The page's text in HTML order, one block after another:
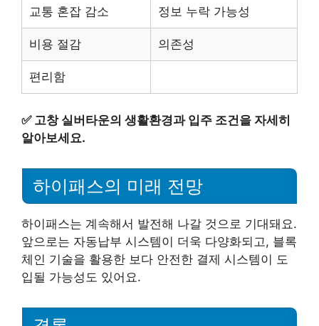
교통 혼잡 감소 정보 누락 가능성
비용 절감 의존성
편리함
✅ 고창 실버타운의 생활환경과 입주 조건을 자세히
알아보세요.
하이패스의 미래 전망
하이패스는 계속해서 발전해 나갈 것으로 기대돼요.
앞으로는 자동납부 시스템이 더욱 다양화되고, 블록
체인 기술을 활용한 보다 안전한 결제 시스템이 도
입될 가능성도 있어요.